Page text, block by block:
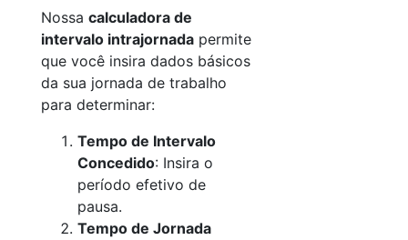
Nossa calculadora de
intervalo intrajornada permite
que você insira dados básicos
da sua jornada de trabalho
para determinar:
Tempo de Intervalo
Concedido: Insira o
período efetivo de
pausa.
Tempo de Jornada